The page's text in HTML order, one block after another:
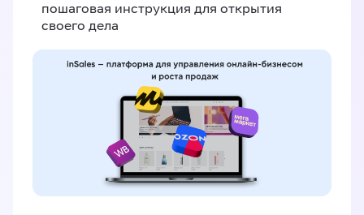
пошаговая инструкция для открытия
своего дела